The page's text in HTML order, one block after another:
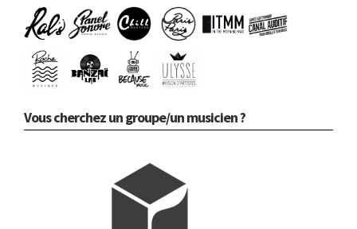
Vous cherchez un groupe/un musicien ?